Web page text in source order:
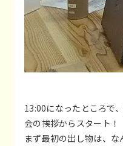
13:00になったところで
会の挨拶からスタート！
まず最初の出し物は、な